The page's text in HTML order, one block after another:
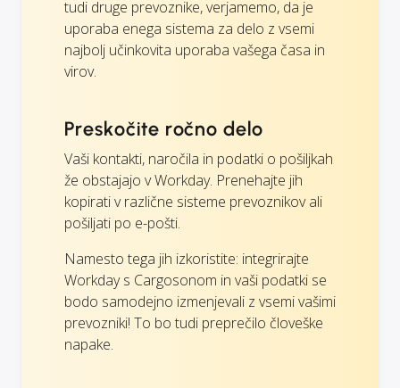
tudi druge prevoznike, verjamemo, da je
uporaba enega sistema za delo z vsemi
najbolj učinkovita uporaba vašega časa in
virov.
Preskočite ročno delo
Vaši kontakti, naročila in podatki o pošiljkah
že obstajajo v Workday. Prenehajte jih
kopirati v različne sisteme prevoznikov ali
pošiljati po e-pošti.
Namesto tega jih izkoristite: integrirajte
Workday s Cargosonom in vaši podatki se
bodo samodejno izmenjevali z vsemi vašimi
prevozniki! To bo tudi preprečilo človeške
napake.